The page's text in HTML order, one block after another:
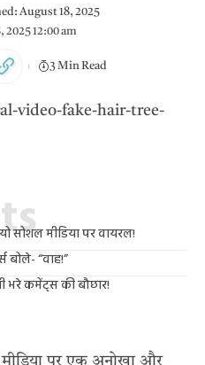
2025 12:00 am
August 18, 2025
3 Min Read
सोशल मीडिया पर वायरल!
बोले- “वाह!”
भरे कमेंट्स की बौछार!
पर एक अनोखा और